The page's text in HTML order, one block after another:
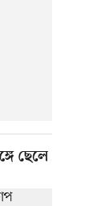
ছেলে